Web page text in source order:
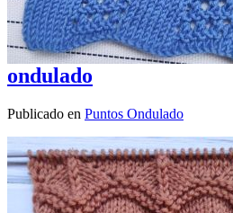
ondulado
Publicado en Puntos Ondulado